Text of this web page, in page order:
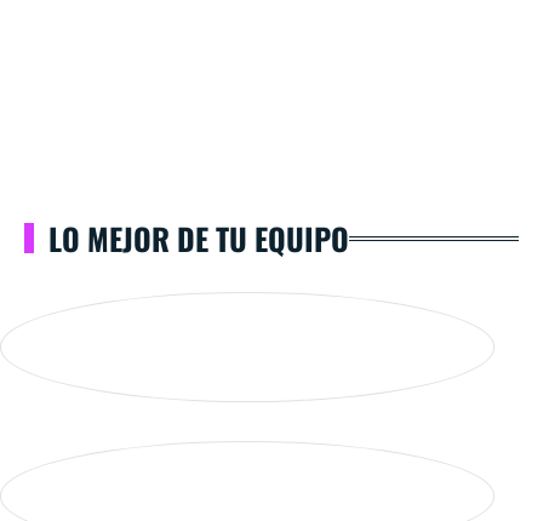
LO MEJOR DE TU EQUIPO